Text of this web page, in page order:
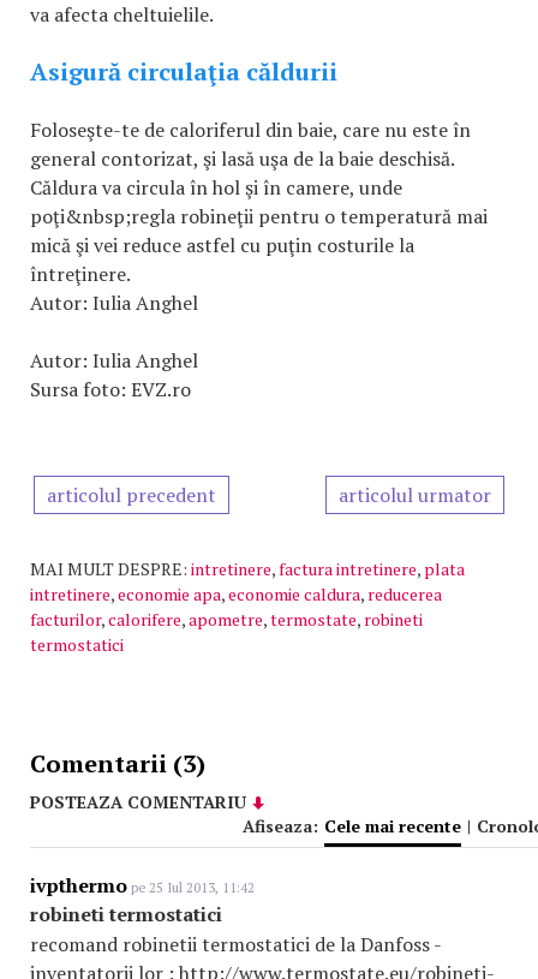
va afecta cheltuielile.
Asigură circulaţia căldurii
Foloseşte-te de caloriferul din baie, care nu este în
general contorizat, şi lasă uşa de la baie deschisă.
Căldura va circula în hol şi în camere, unde
poţi&nbsp;regla robineţii pentru o temperatură mai
mică şi vei reduce astfel cu puţin costurile la
întreţinere.
Autor: Iulia Anghel
Autor: Iulia Anghel
Sursa foto: EVZ.ro
articolul precedent articolul urmator
MAI MULT DESPRE: intretinere,factura intretinere, plata
intretinere,economie apa,economie caldura, reducerea
facturilor,calorifere,apometre,termostate, robineti
termostatici
Comentarii (3)
POSTEAZA COMENTARIU
Afiseaza: Cele mai recente |
ivpthermo pe 25 Iul 2013, 11:42
robineti termostatici
recomand robinetii termostatici de la Danfoss -
inventatorii lor : http://www.termostate.eu/robineti-